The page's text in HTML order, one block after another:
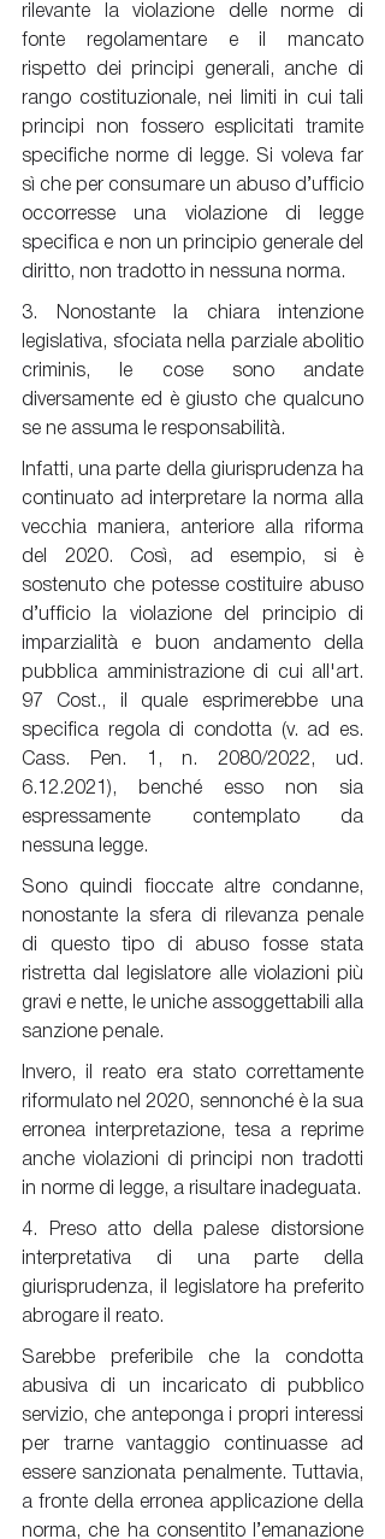
rilevante la violazione delle norme di
fonte regolamentare e il mancato
rispetto dei principi generali, anche di
rango costituzionale, nei limiti in cui tali
principi non fossero esplicitati tramite
specifiche norme di legge. Si voleva far
sì che per consumare un abuso d’ufficio
occorresse una violazione di legge
specifica e non un principio generale del
diritto, non tradotto in nessuna norma.
3. Nonostante la chiara intenzione
legislativa, sfociata nella parziale abolitio
criminis, le cose sono andate
diversamente ed è giusto che qualcuno
se ne assuma le responsabilità.
Infatti, una parte della giurisprudenza ha
continuato ad interpretare la norma alla
vecchia maniera, anteriore alla riforma
del 2020. Così, ad esempio, si è
sostenuto che potesse costituire abuso
d’ufficio la violazione del principio di
imparzialità e buon andamento della
pubblica amministrazione di cui all'art.
97 Cost., il quale esprimerebbe una
specifica regola di condotta (v. ad es.
Cass. Pen. 1, n. 2080/2022, ud.
6.12.2021), benché esso non sia
espressamente contemplato da
nessuna legge.
Sono quindi fioccate altre condanne,
nonostante la sfera di rilevanza penale
di questo tipo di abuso fosse stata
ristretta dal legislatore alle violazioni più
gravi e nette, le uniche assoggettabili alla
sanzione penale.
Invero, il reato era stato correttamente
riformulato nel 2020, sennonché è la sua
erronea interpretazione, tesa a reprime
anche violazioni di principi non tradotti
in norme di legge, a risultare inadeguata.
4. Preso atto della palese distorsione
interpretativa di una parte della
giurisprudenza, il legislatore ha preferito
abrogare il reato.
Sarebbe preferibile che la condotta
abusiva di un incaricato di pubblico
servizio, che anteponga i propri interessi
per trarne vantaggio continuasse ad
essere sanzionata penalmente. Tuttavia,
a fronte della erronea applicazione della
norma, che ha consentito l’emanazione